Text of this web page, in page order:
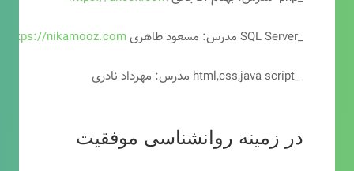
_SQL Server مدرس: مسعود طاهری
https://nikamooz.com
_html,css,java script مدرس: مهرداد نادری
در زمینه روانشناسی موفقیت